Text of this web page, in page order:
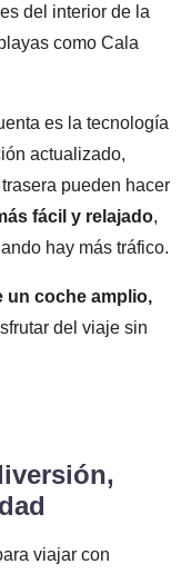
del interior de la
como Cala
es la tecnología
actualizado,
pueden hacer
fácil y relajado,
hay más tráfico.
un coche amplio,
del viaje sin
viajar con